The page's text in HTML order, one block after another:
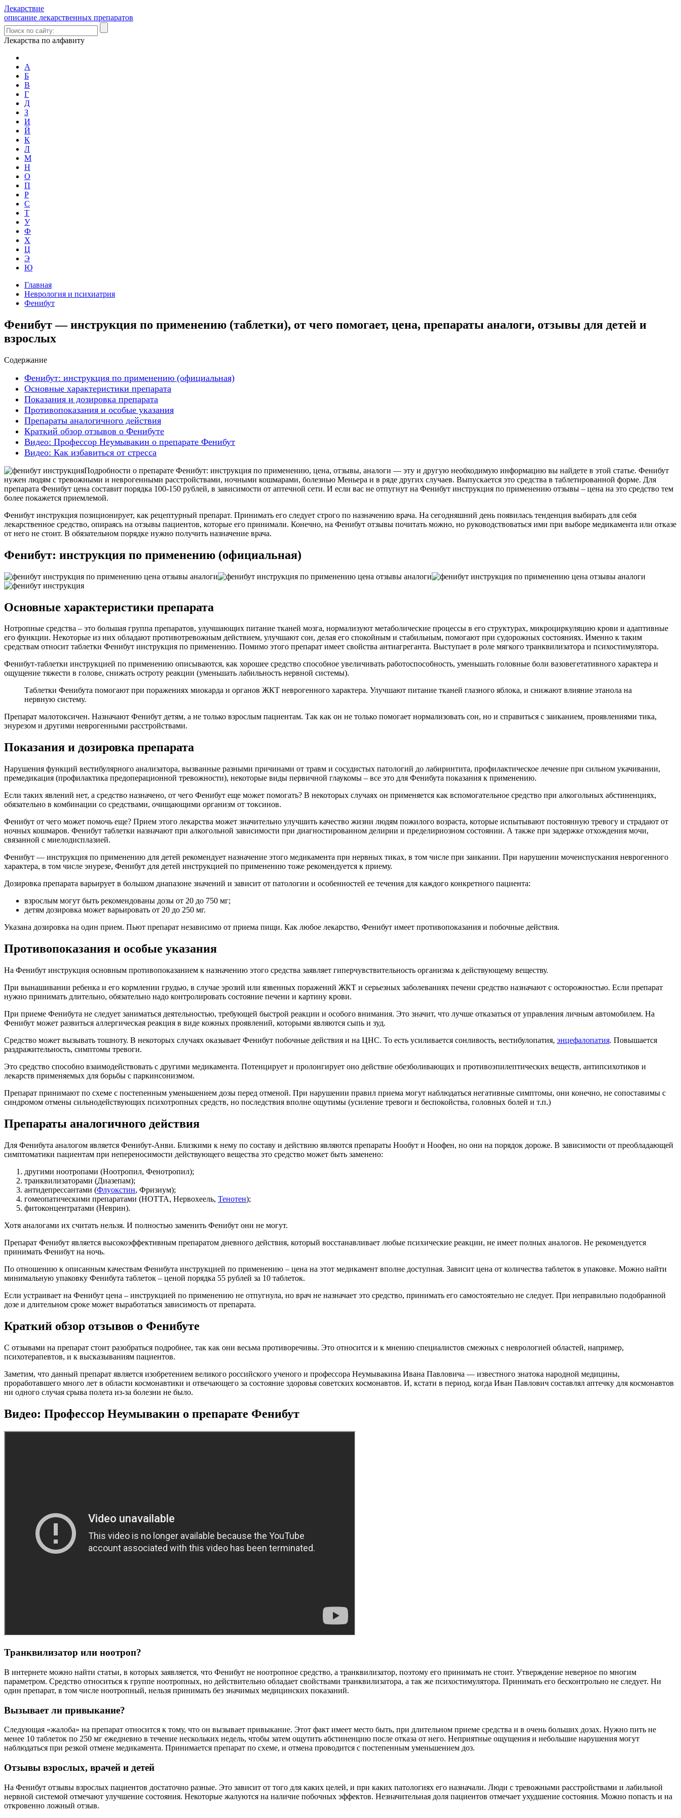
Лекарствие
описание лекарственных препаратов
Лекарства по алфавиту
А
Б
В
Г
Д
З
И
Й
К
Л
М
Н
О
П
Р
С
Т
У
Ф
Х
Ц
Э
Ю
Главная
Неврология и психиатрия
Фенибут
Фенибут — инструкция по применению (таблетки), от чего помогает, цена, препараты аналоги, отзывы для детей и
взрослых
Содержание
Фенибут: инструкция по применению (официальная)
Основные характеристики препарата
Показания и дозировка препарата
Противопоказания и особые указания
Препараты аналогичного действия
Краткий обзор отзывов о Фенибуте
Видео: Профессор Неумывакин о препарате Фенибут
Видео: Как избавиться от стресса
Подробности о препарате Фенибут: инструкция по применению, цена, отзывы, аналоги — эту и другую необходимую информацию вы найдете в этой статье. Фенибут
нужен людям с тревожными и неврогенными расстройствами, ночными кошмарами, болезнью Меньера и в ряде других случаев. Выпускается это средства в таблетированной форме. Для
препарата Фенибут цена составит порядка 100-150 рублей, в зависимости от аптечной сети. И если вас не отпугнут на Фенибут инструкция по применению отзывы – цена на это средство тем
более покажется приемлемой.
Фенибут инструкция позиционирует, как рецептурный препарат. Принимать его следует строго по назначению врача. На сегодняшний день появилась тенденция выбирать для себя
лекарственное средство, опираясь на отзывы пациентов, которые его принимали. Конечно, на Фенибут отзывы почитать можно, но руководствоваться ими при выборе медикамента или отказе
от него не стоит. В обязательном порядке нужно получить назначение врача.
Фенибут: инструкция по применению (официальная)
Основные характеристики препарата
Нотропные средства – это большая группа препаратов, улучшающих питание тканей мозга, нормализуют метаболические процессы в его структурах, микроциркуляцию крови и адаптивные
его функции. Некоторые из них обладают противотревожным действием, улучшают сон, делая его спокойным и стабильным, помогают при судорожных состояниях. Именно к таким
средствам относит таблетки Фенибут инструкция по применению. Помимо этого препарат имеет свойства антиагреганта. Выступает в роле мягкого транквилизатора и психостимулятора.
Фенибут-таблетки инструкцией по применению описываются, как хорошее средство способное увеличивать работоспособность, уменьшать головные боли вазовегетативного характера и
ощущение тяжести в голове, снижать остроту реакции (уменьшать лабильность нервной системы).
Таблетки Фенибута помогают при поражениях миокарда и органов ЖКТ неврогенного характера. Улучшают питание тканей глазного яблока, и снижают влияние этанола на
нервную систему.
Препарат малотоксичен. Назначают Фенибут детям, а не только взрослым пациентам. Так как он не только помогает нормализовать сон, но и справиться с заиканием, проявлениями тика,
энурезом и другими неврогенными расстройствами.
Показания и дозировка препарата
Нарушения функций вестибулярного анализатора, вызванные разными причинами от травм и сосудистых патологий до лабиринтита, профилактическое лечение при сильном укачивании,
премедикация (профилактика предоперационной тревожности), некоторые виды первичной глаукомы – все это для Фенибута показания к применению.
Если таких явлений нет, а средство назначено, от чего Фенибут еще может помогать? В некоторых случаях он применяется как вспомогательное средство при алкогольных абстиненциях,
обязательно в комбинации со средствами, очищающими организм от токсинов.
Фенибут от чего может помочь еще? Прием этого лекарства может значительно улучшить качество жизни людям пожилого возраста, которые испытывают постоянную тревогу и страдают от
ночных кошмаров. Фенибут таблетки назначают при алкогольной зависимости при диагностированном делирии и пределириозном состоянии. А также при задержке отхождения мочи,
связанной с миелодисплазией.
Фенибут — инструкция по применению для детей рекомендует назначение этого медикамента при нервных тиках, в том числе при заикании. При нарушении мочеиспускания неврогенного
характера, в том числе энурезе, Фенибут для детей инструкцией по применению тоже рекомендуется к приему.
Дозировка препарата варьирует в большом диапазоне значений и зависит от патологии и особенностей ее течения для каждого конкретного пациента:
взрослым могут быть рекомендованы дозы от 20 до 750 мг;
детям дозировка может варьировать от 20 до 250 мг.
Указана дозировка на один прием. Пьют препарат независимо от приема пищи. Как любое лекарство, Фенибут имеет противопоказания и побочные действия.
Противопоказания и особые указания
На Фенибут инструкция основным противопоказанием к назначению этого средства заявляет гиперчувствительность организма к действующему веществу.
При вынашивании ребенка и его кормлении грудью, в случае эрозий или язвенных поражений ЖКТ и серьезных заболеваниях печени средство назначают с осторожностью. Если препарат
нужно принимать длительно, обязательно надо контролировать состояние печени и картину крови.
При приеме Фенибута не следует заниматься деятельностью, требующей быстрой реакции и особого внимания. Это значит, что лучше отказаться от управления личным автомобилем. На
Фенибут может развиться аллергическая реакция в виде кожных проявлений, которыми являются сыпь и зуд.
Средство может вызывать тошноту. В некоторых случаях оказывает Фенибут побочные действия и на ЦНС. То есть усиливается сонливость, вестибулопатия, энцефалопатия. Повышается
раздражительность, симптомы тревоги.
Это средство способно взаимодействовать с другими медикамента. Потенцирует и пролонгирует оно действие обезболивающих и противоэпилептических веществ, антипсихотиков и
лекарств применяемых для борьбы с паркинсонизмом.
Препарат принимают по схеме с постепенным уменьшением дозы перед отменой. При нарушении правил приема могут наблюдаться негативные симптомы, они конечно, не сопоставимы с
синдромом отмены сильнодействующих психотропных средств, но последствия вполне ощутимы (усиление тревоги и беспокойства, головных болей и т.п.)
Препараты аналогичного действия
Для Фенибута аналогом является Фенибут-Анви. Близкими к нему по составу и действию являются препараты Нообут и Ноофен, но они на порядок дороже. В зависимости от преобладающей
симптоматики пациентам при непереносимости действующего вещества это средство может быть заменено:
другими ноотропами (Ноотропил, Фенотропил);
транквилизаторами (Диазепам);
антидепрессантами (Флуокстин, Фризиум);
гомеопатическими препаратами (НОТТА, Нервохеель, Тенотен);
фитоконцентратами (Неврин).
Хотя аналогами их считать нельзя. И полностью заменить Фенибут они не могут.
Препарат Фенибут является высокоэффективным препаратом дневного действия, который восстанавливает любые психические реакции, не имеет полных аналогов. Не рекомендуется
принимать Фенибут на ночь.
По отношению к описанным качествам Фенибута инструкцией по применению – цена на этот медикамент вполне доступная. Зависит цена от количества таблеток в упаковке. Можно найти
минимальную упаковку Фенибута таблеток – ценой порядка 55 рублей за 10 таблеток.
Если устраивает на Фенибут цена – инструкцией по применению не отпугнула, но врач не назначает это средство, принимать его самостоятельно не следует. При неправильно подобранной
дозе и длительном сроке может выработаться зависимость от препарата.
Краткий обзор отзывов о Фенибуте
С отзывами на препарат стоит разобраться подробнее, так как они весьма противоречивы. Это относится и к мнению специалистов смежных с неврологией областей, например,
психотерапевтов, и к высказываниям пациентов.
Заметим, что данный препарат является изобретением великого российского ученого и профессора Неумывакина Ивана Павловича — известного знатока народной медицины,
проработавшего много лет в области космонавтики и отвечающего за состояние здоровья советских космонавтов. И, кстати в период, когда Иван Павлович составлял аптечку для космонавтов
ни одного случая срыва полета из-за болезни не было.
Видео: Профессор Неумывакин о препарате Фенибут
Транквилизатор или ноотроп?
В интернете можно найти статьи, в которых заявляется, что Фенибут не ноотропное средство, а транквилизатор, поэтому его принимать не стоит. Утверждение неверное по многим
параметром. Средство относиться к группе ноотропных, но действительно обладает свойствами транквилизатора, а так же психостимулятора. Принимать его бесконтрольно не следует. Ни
один препарат, в том числе ноотропный, нельзя принимать без значимых медицинских показаний.
Вызывает ли привыкание?
Следующая «жалоба» на препарат относится к тому, что он вызывает привыкание. Этот факт имеет место быть, при длительном приеме средства и в очень больших дозах. Нужно пить не
менее 10 таблеток по 250 мг ежедневно в течение нескольких недель, чтобы затем ощутить абстиненцию после отказа от него. Неприятные ощущения и небольшие нарушения могут
наблюдаться при резкой отмене медикамента. Принимается препарат по схеме, и отмена проводится с постепенным уменьшением доз.
Отзывы взрослых, врачей и детей
На Фенибут отзывы взрослых пациентов достаточно разные. Это зависит от того для каких целей, и при каких патологиях его назначали. Люди с тревожными расстройствами и лабильной
нервной системой отмечают улучшение состояния. Некоторые жалуются на наличие побочных эффектов. Незначительная доля пациентов отмечает ухудшение состояния. Можно попасть и на
откровенно ложный отзыв.